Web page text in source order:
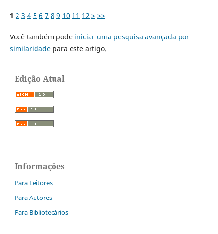
1 2 3 4 5 6 7 8 9 10 11 12 > >>
Você também pode iniciar uma pesquisa avançada por
similaridadepara este artigo.
Edição Atual
Informações
Para Leitores
Para Autores
Para Bibliotecários